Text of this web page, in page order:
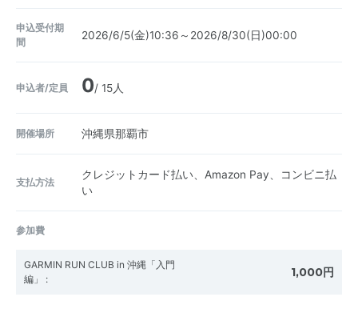
申込受付期
間
2026/6/5(金)10:36～2026/8/30(日)00:00
申込者/定員 0/ 15人
開催場所 沖縄県那覇市
支払方法
クレジットカード払い、Amazon Pay、コンビニ払
い
参加費
GARMIN RUN CLUB in 沖縄「入門
編」 : 1,000円